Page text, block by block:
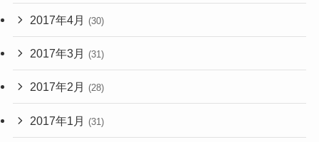
2017年4月 (30)
2017年3月 (31)
2017年2月 (28)
2017年1月 (31)